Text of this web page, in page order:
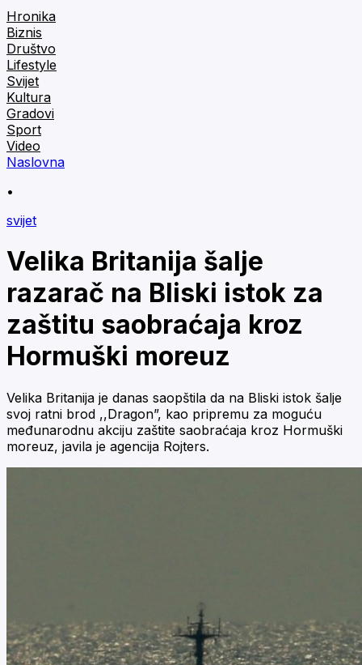
Hronika
Biznis
Društvo
Lifestyle
Svijet
Kultura
Gradovi
Sport
Video
Naslovna
•
svijet
Velika Britanija šalje
razarač na Bliski istok za
zaštitu saobraćaja kroz
Hormuški moreuz
Velika Britanija je danas saopštila da na Bliski istok šalje
svoj ratni brod ,,Dragon”, kao pripremu za moguću
međunarodnu akciju zaštite saobraćaja kroz Hormuški
moreuz, javila je agencija Rojters.